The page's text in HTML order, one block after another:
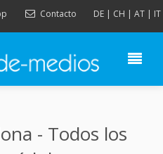
Contacto DE| CH | AT| IT
- Todos los